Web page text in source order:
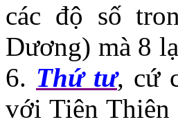
các độ số
Dương) mà 8
6. Thứ tư, cứ
với Tiên